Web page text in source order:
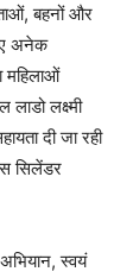
बहनों और
अनेक
महिलाओं
लक्ष्मी
दी जा रही
सिलेंडर
स्वयं